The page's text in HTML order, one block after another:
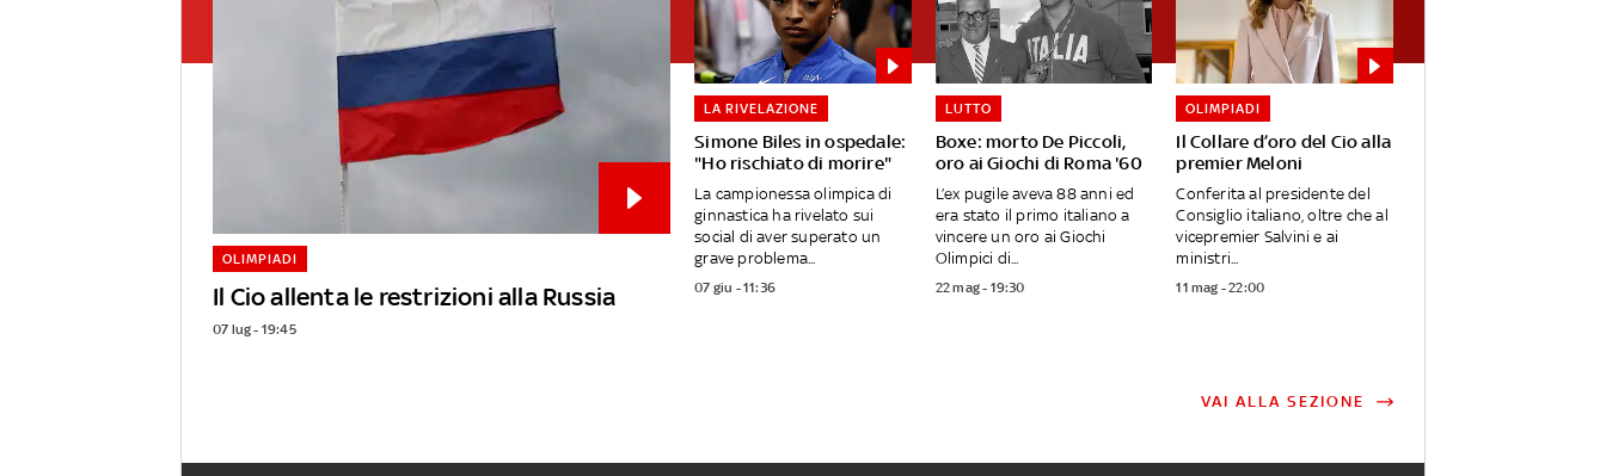
Il Cio allenta le restrizioni alla Russia
OLIMPIADI
07 lug - 19:45
Simone Biles in ospedale:
"Ho rischiato di morire"
LA RIVELAZIONE
La campionessa olimpica di
ginnastica ha rivelato sui
social di aver superato un
grave problema...
07 giu - 11:36
Boxe: morto De Piccoli,
oro ai Giochi di Roma '60
LUTTO
L’ex pugile aveva 88 anni ed
era stato il primo italiano a
vincere un oro ai Giochi
Olimpici di...
22 mag - 19:30
Il Collare d’oro del Cio alla
premier Meloni
OLIMPIADI
Conferita al presidente del
Consiglio italiano, oltre che al
vicepremier Salvini e ai
ministri...
11 mag - 22:00
VAI ALLA SEZIONE